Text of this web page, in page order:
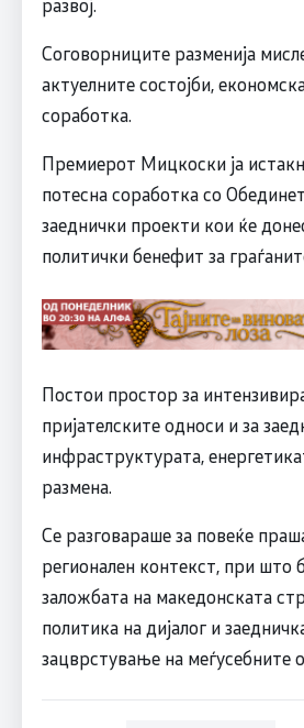
Соговорниците разменија
актуелните состојби,
соработка.
Премиерот Мицкоски ја
потесна соработка со
заеднички проекти кои ќе
политички бенефит за
Постои простор за
пријателските односи и за
инфраструктурата,
размена.
Се разговараше за повеќе
регионален контекст, при што
заложбата на македонската
политика на дијалог и
зацврстување на меѓусебните